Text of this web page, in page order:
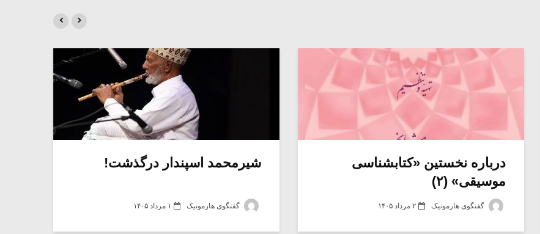
درباره نخستین «کتابشناسی
موسیقی» (۲)
گفتگوی هارمونیک ۲ مرداد ۱۴۰۵
شیرمحمد اسپندار درگذشت!
گفتگوی هارمونیک ۱ مرداد ۱۴۰۵